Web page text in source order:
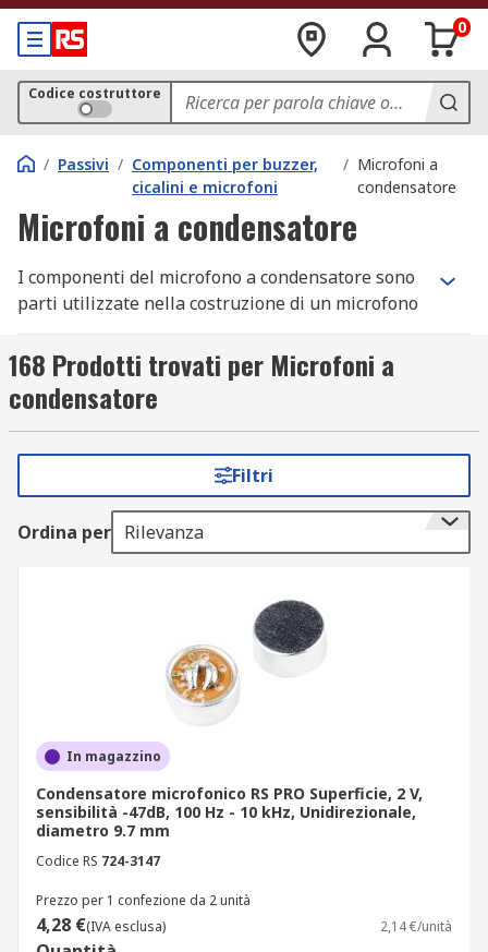
0
Codice costruttore
/ Passivi / Componenti per buzzer,
cicalini e microfoni
/ Microfoni a
condensatore
Microfoni a condensatore
I componenti del microfono a condensatore sono
parti utilizzate nella costruzione di un microfono
un diaframma vibrante e una piastra metallica
stabile nota come condensatore. I microfoni a
condensatore sono polarizzati CC (corrente
continua), o può funzionare con radiofrequenza.
Sono comunemente usati per la registrazione in
studio piuttosto che per le performance dal vivo
Come funzionano i microfoni a
I microfoni a condensatore funzionano
utilizzando una sorta dicondensatore
costituito da una membrana sottile (nota come
diaframma) accanto a una piastra metallica
solida. Quando le onde sonore colpiscono il
condensatore, il diaframma vibra e si muove
rispetto alla piastra piena, conversione delle
onde in un segnale elettrico. Questo segnale
elettrico viene quindi trasmesso.
Tipi di componenti del microfono a
condensatore
168 Prodotti trovati per Microfoni a
condensatore
Filtri
Ordina per Rilevanza
In magazzino
Condensatore microfonico RS PRO Superficie, 2 V,
sensibilità -47dB, 100 Hz - 10 kHz, Unidirezionale,
diametro 9.7 mm
Codice RS 724-3147
Prezzo per 1 confezione da 2 unità
4,28 €(IVA esclusa) 2,14 €/unità